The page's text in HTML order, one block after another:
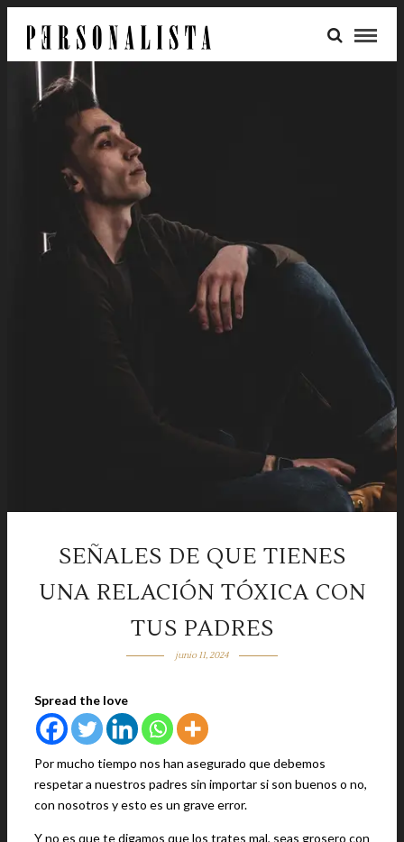
SEÑALES DE QUE TIENES
UNA RELACIÓN TÓXICA CON
TUS PADRES
junio 11, 2024
Spread the love
Por mucho tiempo nos han asegurado que debemos
respetar a nuestros padres sin importar si son buenos o no,
con nosotros y esto es un grave error.
Y no es que te digamos que los trates mal, seas grosero con